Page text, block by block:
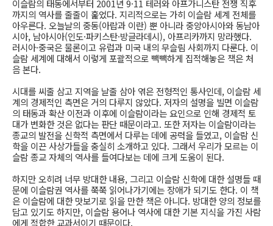
이슬람의 태동에서부터 2001년 9·11 테러와 아프가니스탄 전쟁 직후
까지의 역사를 줄줄이 훑었다. 지리적으로는 가히 이슬람 세계 전체를
아우른다. 오늘날의 중동(아랍과 이란) 뿐 아니라 중앙아시아와 동남아
시아, 남아시아(인도·파키스탄·방글라데시), 아프리카까지 망라했다.
러시아·중국은 물론이고 유럽과 미국 내의 무슬림 사회까지 다룬다. 이
슬람 세계에 대해서 이렇게 포괄적으로 빽빽하게 집적해놓은 책은 처
음 본다.
시대를 씨줄 삼고 지역을 날줄 삼아 엮은 전형적인 통사인데, 이슬람 세
계의 경제적인 측면은 거의 다루지 않았다. 저자의 설명을 빌면 이슬람
의 태동과 확산 이전과 이후에 이슬람이라는 요인으로 인해 경제적 토
대가 변화한 것은 없다는 판단 때문이라고. 또한 저자는 이슬람이라는
종교의 발전을 신학적 측면에서 다루는 데에 공력을 들였고, 이슬람 신
학을 이끈 사상가들을 충실히 소개하고 있다. 그래서 우리가 모르는 이
슬람 종교 자체의 역사를 들여다보는 데에 크게 도움이 된다.
하지만 오히려 너무 방대한 내용, 그리고 이슬람 신학에 대한 설명들 때
문에 이슬람권 역사를 쭉쭉 읽어나가기에는 장애가 되기도 한다. 이 책
은 이슬람에 대한 맛보기로 읽을 만한 책은 아니다. 방대한 양의 정보를
담고 있기도 하지만, 이슬람 용어나 역사에 대한 기본 지식을 가진 사람
에게 적합한 교과서이기 때문이다.